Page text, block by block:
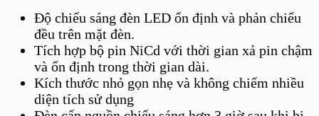
Độ chiếu sáng đèn LED ổn định và phản chiếu
đều trên mặt đèn.
Tích hợp bộ pin NiCd với thời gian xả pin chậm
và ổn định trong thời gian dài.
Kích thước nhỏ gọn nhẹ và không chiếm nhiều
diện tích sử dụng